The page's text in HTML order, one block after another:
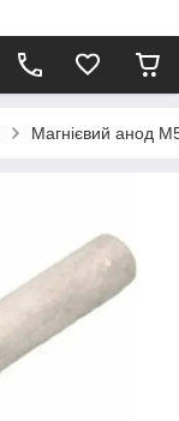
Магнієвий анод